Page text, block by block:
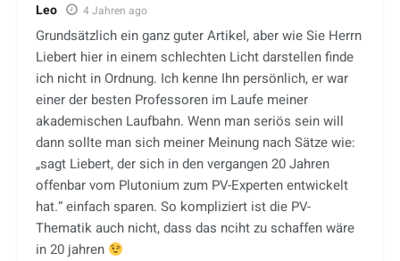
Leo 4 Jahren ago
Grundsätzlich ein ganz guter Artikel, aber wie Sie Herrn
Liebert hier in einem schlechten Licht darstellen finde
ich nicht in Ordnung. Ich kenne Ihn persönlich, er war
einer der besten Professoren im Laufe meiner
akademischen Laufbahn. Wenn man seriös sein will
dann sollte man sich meiner Meinung nach Sätze wie:
„sagt Liebert, der sich in den vergangen 20 Jahren
offenbar vom Plutonium zum PV-Experten entwickelt
hat.“ einfach sparen. So kompliziert ist die PV-
Thematik auch nicht, dass das nciht zu schaffen wäre
in 20 jahren